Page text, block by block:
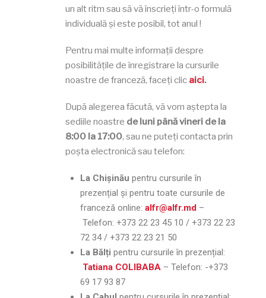
un alt ritm sau să vă înscrieți într-o formulă
individuală și este posibil, tot anul !
Pentru mai multe informații despre
posibilitățile de înregistrare la cursurile
noastre de franceză, faceți clic aici.
După alegerea făcută, vă vom aștepta la
sediile noastre de luni până vineri de la
8:00 la 17:00, sau ne puteți contacta prin
poșta electronică sau telefon:
La Chișinău pentru cursurile în
prezențial și pentru toate cursurile de
franceză online: alfr@alfr.md –
Telefon: +373 22 23 45 10 / +373 22 23
72 34 / +373 22 23 21 50
La Bălți pentru cursurile în prezențial:
Tatiana COLIBABA – Telefon: -+373
69 17 93 87